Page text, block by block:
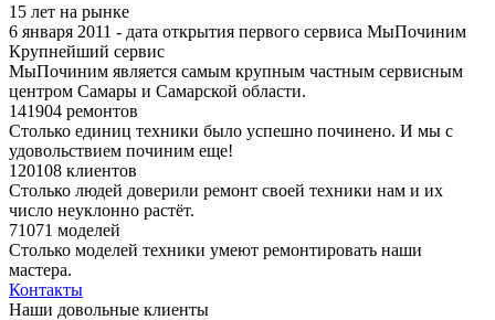
15 лет на рынке
6 января 2011 - дата открытия первого сервиса МыПочиним
Крупнейший сервис
МыПочиним является самым крупным частным сервисным
центром Самары и Самарской области.
141904 ремонтов
Столько единиц техники было успешно починено. И мы с
удовольствием починим еще!
120108 клиентов
Столько людей доверили ремонт своей техники нам и их
число неуклонно растёт.
71071 моделей
Столько моделей техники умеют ремонтировать наши
мастера.
Контакты
Наши довольные клиенты